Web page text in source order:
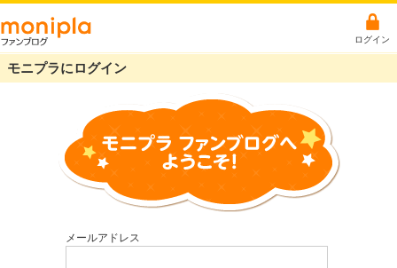
ログイン
モニプラにログイン
メールアドレス